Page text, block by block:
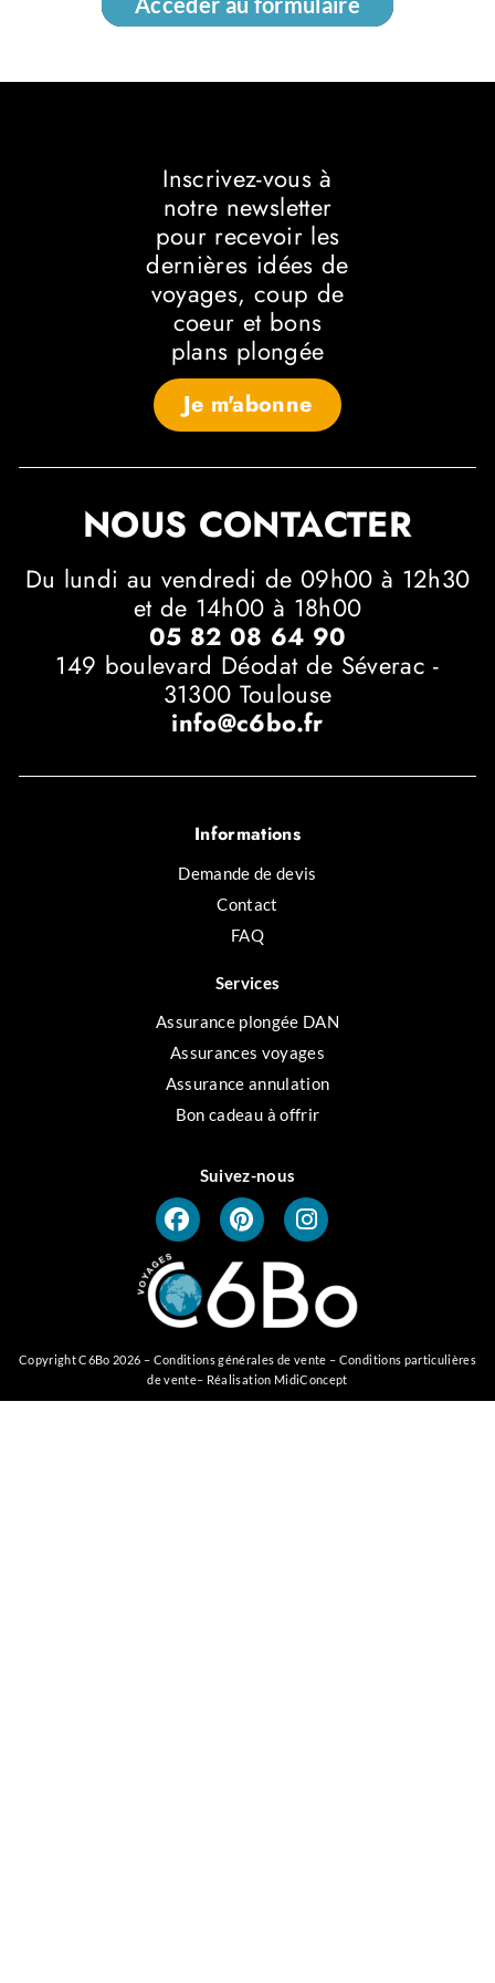
Inscrivez-vous à
notre newsletter
pour recevoir les
dernières idées de
voyages, coup de
coeur et bons
plans plongée
Je m'abonne
NOUS CONTACTER
Du lundi au vendredi de 09h00 à 12h30
et de 14h00 à 18h00
05 82 08 64 90
149 boulevard Déodat de Séverac -
31300 Toulouse
info@c6bo.fr
Informations
Demande de devis
Contact
FAQ
Services
Assurance plongée DAN
Assurances voyages
Assurance annulation
Bon cadeau à offrir
Suivez-nous
Copyright C6Bo 2026 – Conditions générales de vente – Conditions particulières
de vente– Réalisation MidiConcept